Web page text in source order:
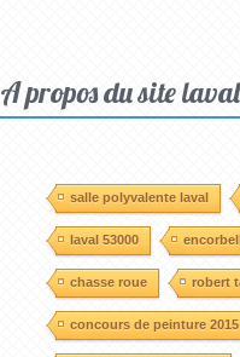
A propos du site
salle polyvalente laval
laval 53000
chasse roue robert
concours de peinture 2015